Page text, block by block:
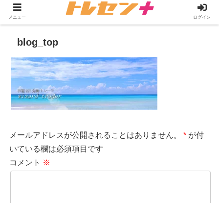
blog_top
メールアドレスが公開されることはありません。 * が付
いている欄は必須項目です
コメント ※
メニュー ログイン